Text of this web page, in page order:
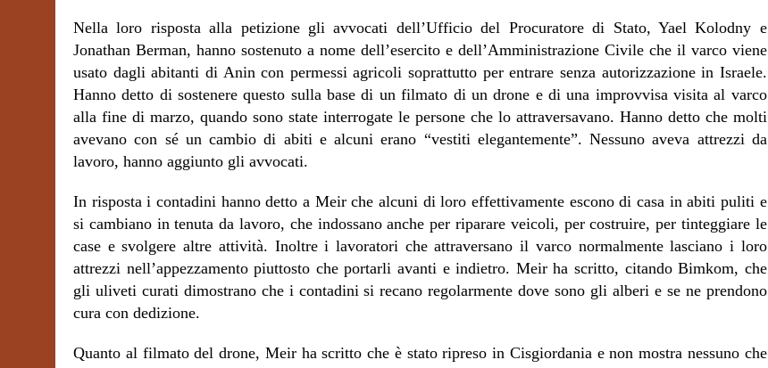
Nella loro risposta alla petizione gli avvocati dell’Ufficio del Procuratore di Stato, Yael Kolodny e
Jonathan Berman, hanno sostenuto a nome dell’esercito e dell’Amministrazione Civile che il varco viene
usato dagli abitanti di Anin con permessi agricoli soprattutto per entrare senza autorizzazione in Israele.
Hanno detto di sostenere questo sulla base di un filmato di un drone e di una improvvisa visita al varco
alla fine di marzo, quando sono state interrogate le persone che lo attraversavano. Hanno detto che molti
avevano con sé un cambio di abiti e alcuni erano “vestiti elegantemente”. Nessuno aveva attrezzi da
lavoro, hanno aggiunto gli avvocati.
In risposta i contadini hanno detto a Meir che alcuni di loro effettivamente escono di casa in abiti puliti e
si cambiano in tenuta da lavoro, che indossano anche per riparare veicoli, per costruire, per tinteggiare le
case e svolgere altre attività. Inoltre i lavoratori che attraversano il varco normalmente lasciano i loro
attrezzi nell’appezzamento piuttosto che portarli avanti e indietro. Meir ha scritto, citando Bimkom, che
gli uliveti curati dimostrano che i contadini si recano regolarmente dove sono gli alberi e se ne prendono
cura con dedizione.
Quanto al filmato del drone, Meir ha scritto che è stato ripreso in Cisgiordania e non mostra nessuno che